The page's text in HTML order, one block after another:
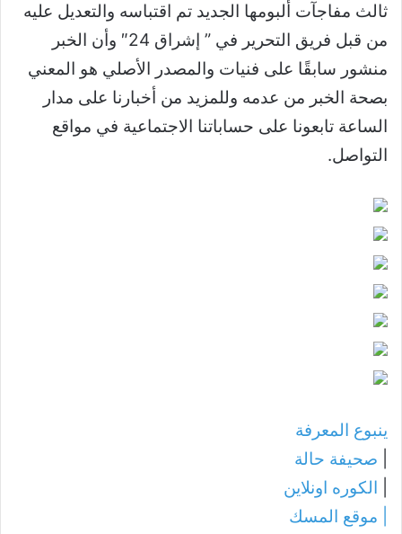
ثالث مفاجآت ألبومها الجديد تم اقتباسه والتعديل عليه
من قبل فريق التحرير في ” إشراق 24″ وأن الخبر
منشور سابقًا على فنيات والمصدر الأصلي هو المعني
بصحة الخبر من عدمه وللمزيد من أخبارنا على مدار
الساعة تابعونا على حساباتنا الاجتماعية في مواقع
التواصل.
ينبوع المعرفة
صحيفة حالة
الكوره اونلاين
موقع المسك